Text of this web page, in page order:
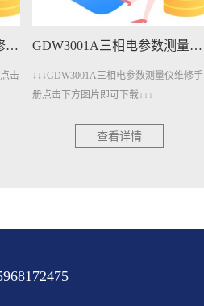
GDW3001A三相电参数测量仪维修手册下载
手
GDW3001三相电参数测量仪维修手册下载
↓↓↓GDW3001三相电参数测量仪维修手册
点击下方图片即可下载↓↓↓
查看详情